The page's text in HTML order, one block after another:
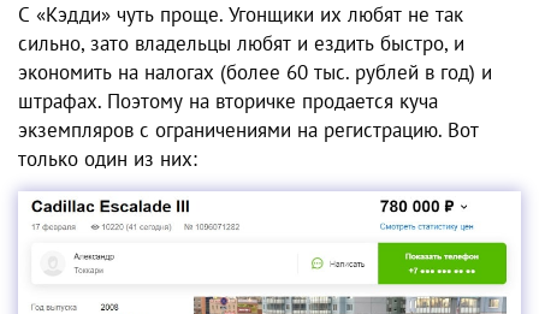
С «Кэдди» чуть проще. Угонщики их любят не так
сильно, зато владельцы любят и ездить быстро, и
экономить на налогах (более 60 тыс. рублей в год) и
штрафах. Поэтому на вторичке продается куча
экземпляров с ограничениями на регистрацию. Вот
только один из них: